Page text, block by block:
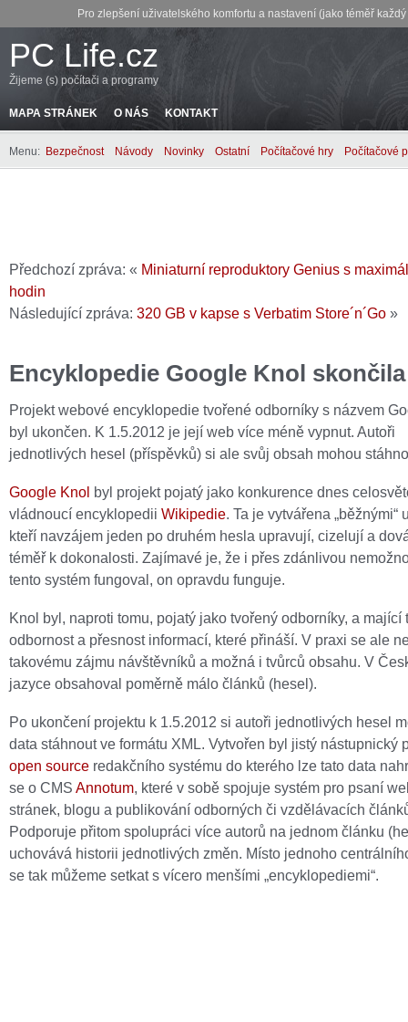
Pro zlepšení uživatelského komfortu a nastavení (jako téměř
PC Life.cz
Žijeme (s) počítači a programy
MAPA STRÁNEK O NÁS KONTAKT
Menu: Bezpečnost Návody Novinky Ostatní Počítačové hry Počítačové
Předchozí zpráva: « Miniaturní reproduktory Genius s
hodin
Následující zpráva: 320 GB v kapse s Verbatim Store´n´Go »
Encyklopedie Google Knol skončila
Projekt webové encyklopedie tvořené odborníky s názvem
byl ukončen. K 1.5.2012 je její web více méně vypnut. Autoři
jednotlivých hesel (příspěvků) si ale svůj obsah mohou
Google Knol byl projekt pojatý jako konkurence dnes
vládnoucí encyklopedii Wikipedie. Ta je vytvářena „běžnými“
kteří navzájem jeden po druhém hesla upravují, cizelují a
téměř k dokonalosti. Zajímavé je, že i přes zdánlivou
tento systém fungoval, on opravdu funguje.
Knol byl, naproti tomu, pojatý jako tvořený odborníky, a mající
odbornost a přesnost informací, které přináší. V praxi se ale
takovému zájmu návštěvníků a možná i tvůrců obsahu. V
jazyce obsahoval poměrně málo článků (hesel).
Po ukončení projektu k 1.5.2012 si autoři jednotlivých hesel
data stáhnout ve formátu XML. Vytvořen byl jistý nástupnický
open source redakčního systému do kterého lze tato data
se o CMS Annotum, které v sobě spojuje systém pro psaní
stránek, blogu a publikování odborných či vzdělávacích
Podporuje přitom spolupráci více autorů na jednom článku
uchovává historii jednotlivých změn. Místo jednoho
se tak můžeme setkat s vícero menšími „encyklopediemi“.